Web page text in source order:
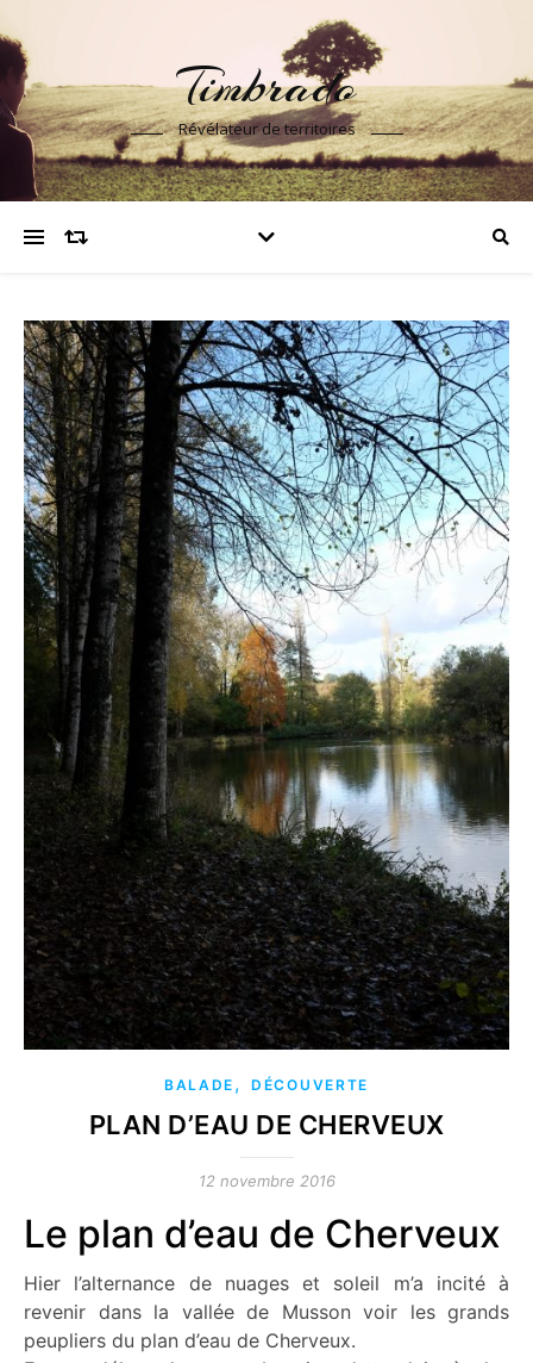
Timbrado
Révélateur de territoires
BALADE ,DÉCOUVERTE
PLAN D’EAU DE CHERVEUX
12 novembre 2016
Le plan d’eau de Cherveux
Hier l’alternance de nuages et soleil m’a incité à
revenir dans la vallée de Musson voir les grands
peupliers du plan d’eau de Cherveux.